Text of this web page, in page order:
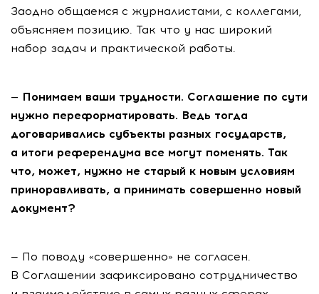
Заодно общаемся с журналистами, с коллегами,
объясняем позицию. Так что у нас широкий
набор задач и практической работы.
— Понимаем ваши трудности. Соглашение по сути
нужно переформатировать. Ведь тогда
договаривались субъекты разных государств,
а итоги референдума все могут поменять. Так
что, может, нужно не старый к новым условиям
приноравливать, а принимать совершенно новый
документ?
— По поводу «совершенно» не согласен.
В Соглашении зафиксировано сотрудничество